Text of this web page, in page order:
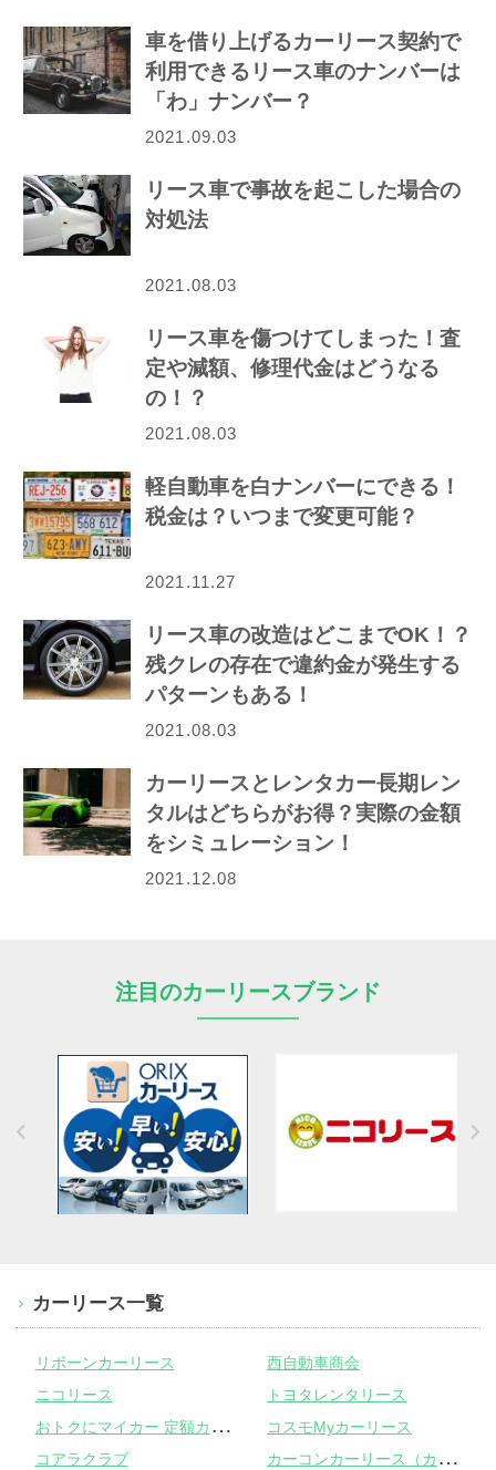
車を借り上げるカーリース契約で
利用できるリース車のナンバーは
「わ」ナンバー？
2021.09.03
リース車で事故を起こした場合の
対処法
2021.08.03
リース車を傷つけてしまった！査
定や減額、修理代金はどうなる
の！？
2021.08.03
軽自動車を白ナンバーにできる！
税金は？いつまで変更可能？
2021.11.27
リース車の改造はどこまでOK！？
残クレの存在で違約金が発生する
パターンもある！
2021.08.03
カーリースとレンタカー長期レン
タルはどちらがお得？実際の金額
をシミュレーション！
2021.12.08
注目のカーリースブランド
カーリース一覧
リボーンカーリース
西自動車商会
ニコリース
トヨタレンタリース
お
トクにマイカー 定額カルモくん
コスモMyカーリース
コアラクラブ
カ
ーコンカーリース（カーコンビニ倶楽部）